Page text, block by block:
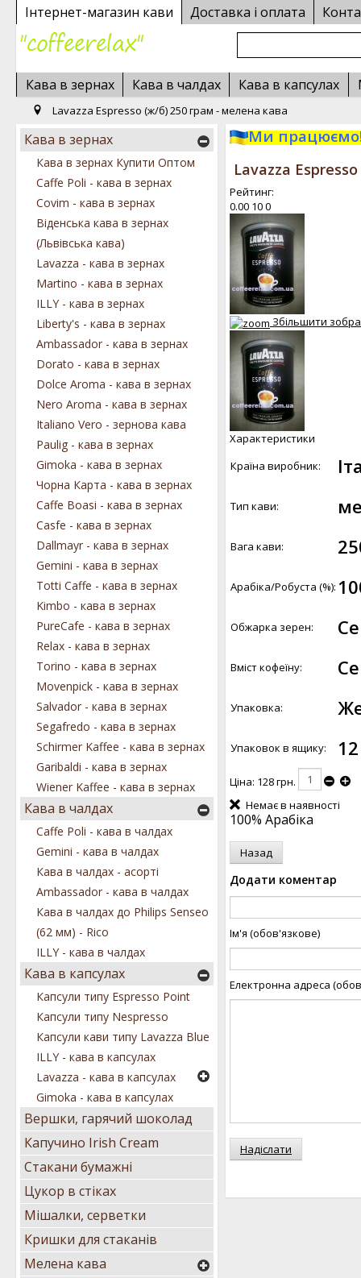
Інтернет-магазин кави Доставка і оплата
Кава в зернах Кава в чалдах Кава в капсулах
Lavazza Espresso (ж/б) 250 грам - мелена кава
Ми працюємо!
Lavazza
Рейтинг:
0.00 100
Збільшити
Характеристики
Країна виробник:
Тип кави:
Вага кави:
Арабіка/Робуста (%):
Обжарка зерен:
Вміст кофеїну:
Упаковка:
Упаковок в ящику:
Ціна: 128 грн.
Немає в наявності
100% Арабіка
Додати коментар
Ім'я (обов'язкове)
Електронна адреса
Надіслати
Кава в зернах
Кава в зернах Купити Оптом
Caffe Poli - кава в зернах
Covim - кава в зернах
Віденська кава в зернах
(Львівська кава)
Lavazza - кава в зернах
Martino - кава в зернах
ILLY - кава в зернах
Liberty's - кава в зернах
Ambassador - кава в зернах
Dorato - кава в зернах
Dolce Aroma - кава в зернах
Nero Aroma - кава в зернах
Italiano Vero - зернова кава
Paulig - кава в зернах
Gimoka - кава в зернах
Чорна Карта - кава в зернах
Caffe Boasi - кава в зернах
Casfe - кава в зернах
Dallmayr - кава в зернах
Gemini - кава в зернах
Totti Caffe - кава в зернах
Kimbo - кава в зернах
PureCafe - кава в зернах
Relax - кава в зернах
Torino - кава в зернах
Movenpick - кава в зернах
Salvador - кава в зернах
Segafredo - кава в зернах
Schirmer Kaffee - кава в зернах
Garibaldi - кава в зернах
Wiener Kaffee - кава в зернах
Кава в чалдах
Caffe Poli - кава в чалдах
Gemini - кава в чалдах
Кава в чалдах - асорті
Ambassador - кава в чалдах
Кава в чалдах до Philips Senseo
(62 мм) - Rico
ILLY - кава в чалдах
Кава в капсулах
Капсули типу Espresso Point
Капсули типу Nespresso
Капсули кави типу Lavazza Blue
ILLY - кава в капсулах
Lavazza - кава в капсулах
Gimoka - кава в капсулах
Вершки, гарячий шоколад
Капучино Irish Cream
Стакани бумажні
Цукор в стіках
Мішалки, серветки
Кришки для стаканів
Мелена кава